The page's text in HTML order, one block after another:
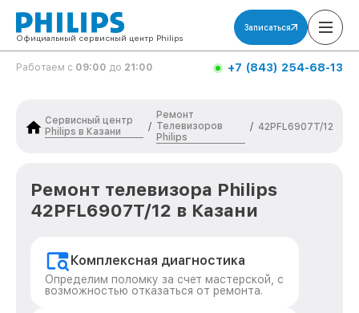
Официальный сервисный центр Philips
Записаться
Работаем с 09:00 до 21:00 +7 (843) 254-68-13
Сервисный центр
Philips в Казани
/
Ремонт
Телевизоров
Philips
/ 42PFL6907T/12
Ремонт телевизора Philips
42PFL6907T/12 в Казани
Комплексная диагностика
Определим поломку за счет мастерской, с
возможностью отказаться от ремонта.